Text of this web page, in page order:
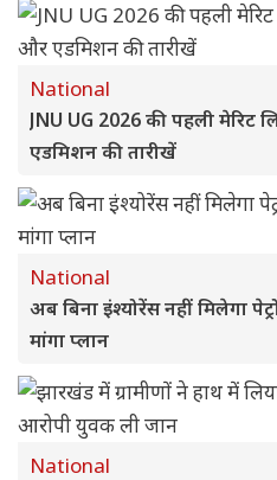
National
JNU UG 2026 की पहली मेरिट
एडमिशन की तारीखें
National
अब बिना इंश्योरेंस नहीं मिलेगा
मांगा प्लान
National